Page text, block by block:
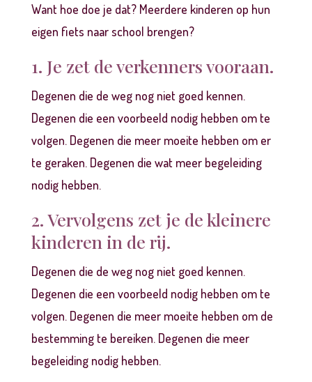
Want hoe doe je dat? Meerdere kinderen op hun
eigen fiets naar school brengen?
1. Je zet de verkenners vooraan.
Degenen die de weg nog niet goed kennen.
Degenen die een voorbeeld nodig hebben om te
volgen. Degenen die meer moeite hebben om er
te geraken. Degenen die wat meer begeleiding
nodig hebben.
2. Vervolgens zet je de kleinere
kinderen in de rij.
Degenen die de weg nog niet goed kennen.
Degenen die een voorbeeld nodig hebben om te
volgen. Degenen die meer moeite hebben om de
bestemming te bereiken. Degenen die meer
begeleiding nodig hebben.